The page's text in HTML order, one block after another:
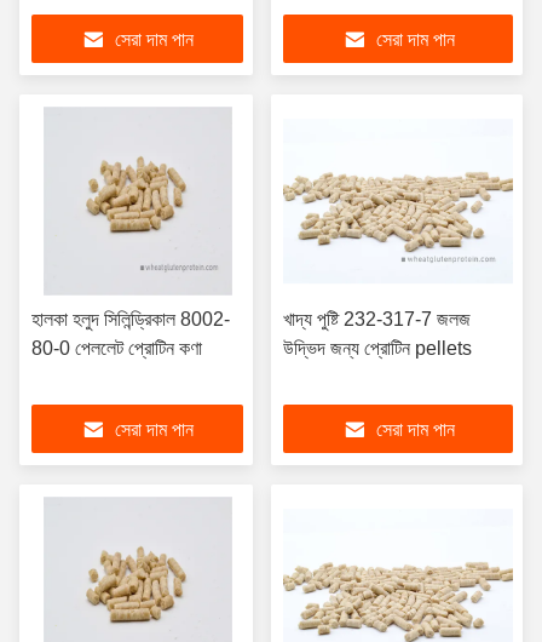
সেরা দাম পান সেরা দাম পান
হালকা হলুদ সিলিন্ড্রিকাল 8002-
80-0 পেললেট প্রোটিন কণা
সেরা দাম পান
খাদ্য পুষ্টি 232-317-7 জলজ
উদ্ভিদ জন্য প্রোটিন pellets
সেরা দাম পান